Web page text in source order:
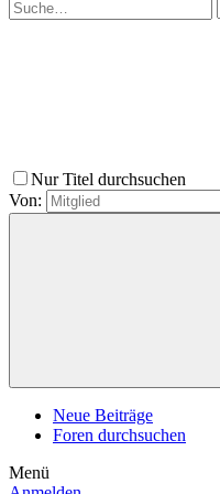
Nur Titel durchsuchen
Von:
Neue Beiträge
Foren durchsuchen
Menü